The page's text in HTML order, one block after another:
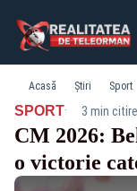
Acasă Știri Sport
SPORT· 3 min citire
CM 2026:
o victorie